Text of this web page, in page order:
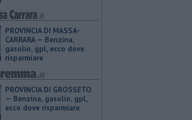
PROVINCIA DI MASSA-
CARRARA — ​Benzina,
gasolio, gpl, ecco dove
risparmiare
PROVINCIA DI GROSSETO
— ​Benzina, gasolio, gpl,
ecco dove risparmiare